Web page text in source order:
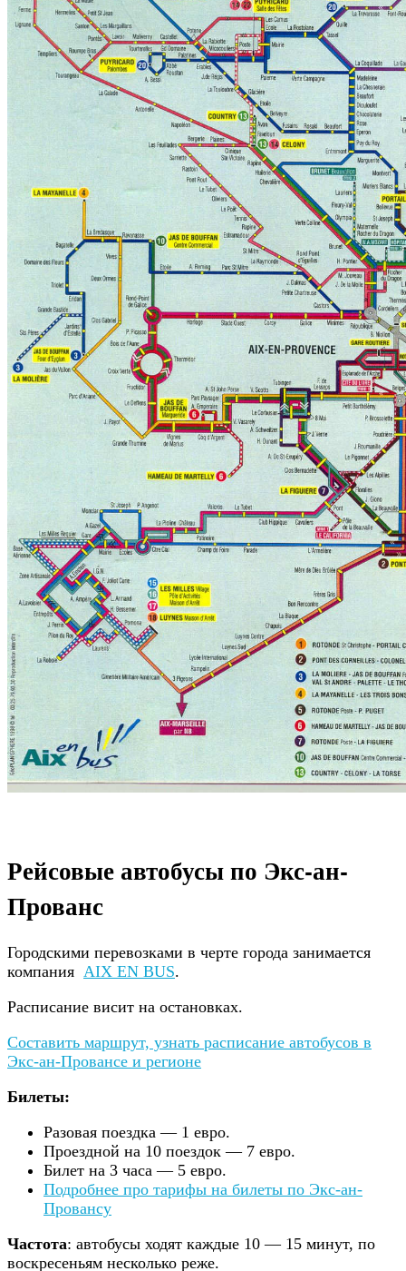
Рейсовые автобусы по Экс-ан-
Прованс
Городскими перевозками в черте города занимается
компания AIX EN BUS.
Расписание висит на остановках.
Составить маршрут, узнать расписание автобусов в
Экс-ан-Провансе и регионе
Билеты:
Разовая поездка — 1 евро.
Проездной на 10 поездок — 7 евро.
Билет на 3 часа — 5 евро.
Подробнее про тарифы на билеты по Экс-ан-
Провансу
Частота: автобусы ходят каждые 10 — 15 минут, по
воскресеньям несколько реже.